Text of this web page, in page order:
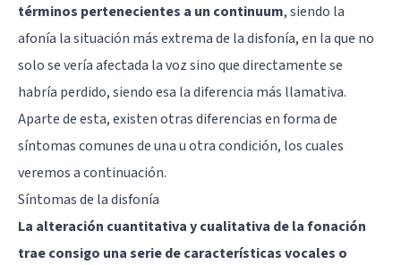
términos pertenecientes a un continuum, siendo la
afonía la situación más extrema de la disfonía, en la que no
solo se vería afectada la voz sino que directamente se
habría perdido, siendo esa la diferencia más llamativa.
Aparte de esta, existen otras diferencias en forma de
síntomas comunes de una u otra condición, los cuales
veremos a continuación.
Síntomas de la disfonía
La alteración cuantitativa y cualitativa de la fonación
trae consigo una serie de características vocales o